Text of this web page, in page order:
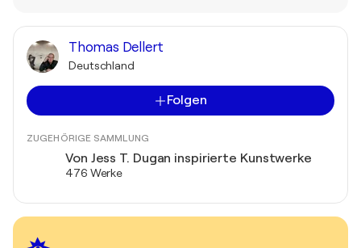
Thomas Dellert
Deutschland
Folgen
ZUGEHÖRIGE SAMMLUNG
Von Jess T. Dugan inspirierte Kunstwerke
476 Werke